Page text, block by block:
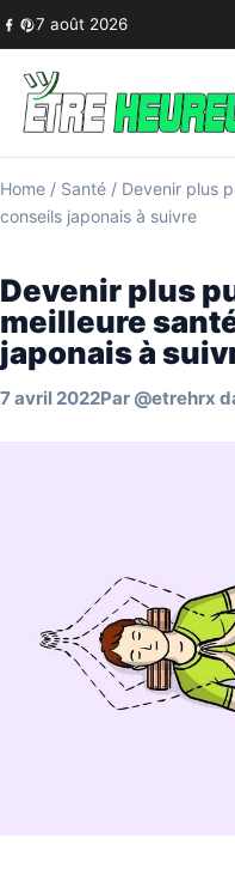
Skip to content
7 août 2026
Home / Santé / Devenir plus
conseils japonais à suivre
Devenir plus
meilleure
japonais à
7 avril 2022Par @etrehrx